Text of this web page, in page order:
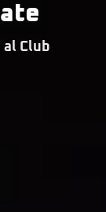
Club